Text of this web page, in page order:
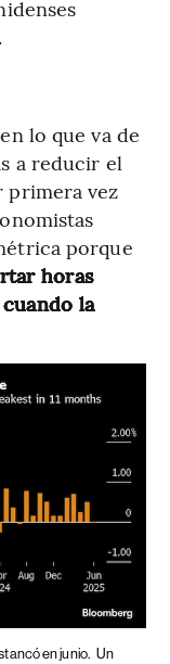
lo que va de
a reducir el
primera vez
porque
horas
la
en junio. Un